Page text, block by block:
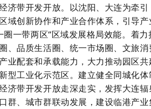
济带开发开放。以沈阳、大连为牵
域创新协作和产业合作体系，引导
圈一带两区”区域发展格局效能。着
、品质生活圈、统一市场圈、文旅
业配套和承载能力，大力推动园区
型工业化示范区。建立健全同城化
济带开发开放走深走实，发挥大连
群、城市群联动发展，建设临港产